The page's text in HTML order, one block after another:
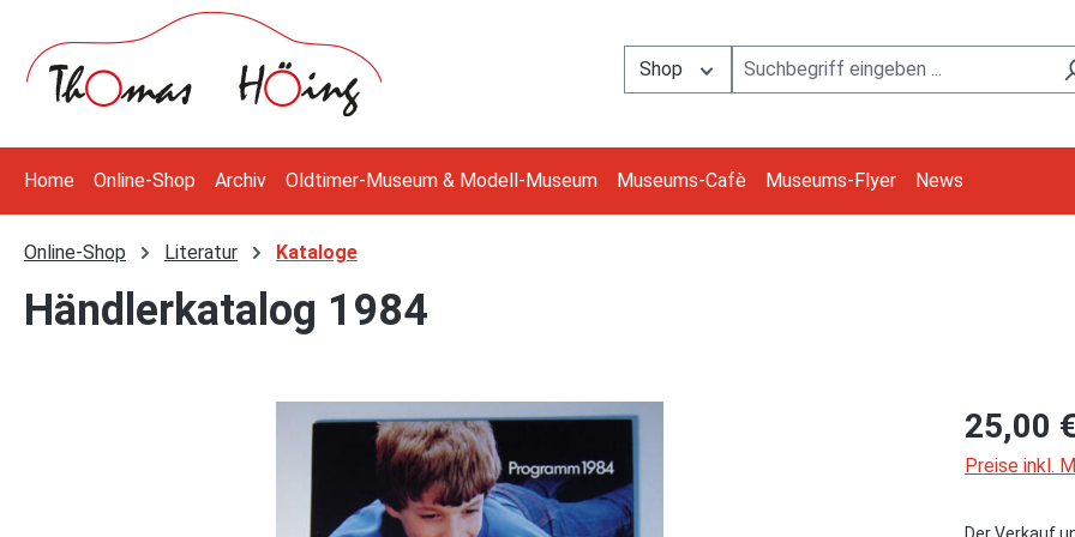
Hauptinhalt springen
Zur Suche springen
Zur Hauptnavigation springen
Shop
Home Online-Shop Archiv Oldtimer-Museum & Modell-Museum Museums-Cafè Museums-Flyer News
Online-Shop Literatur Kataloge
Händlerkatalog 1984
25,00
Preise inkl.